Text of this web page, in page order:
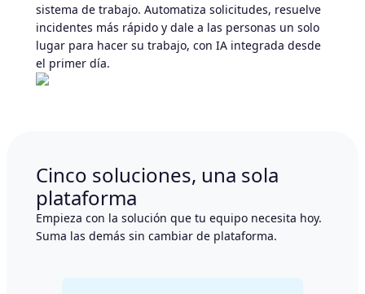
sistema de trabajo. Automatiza solicitudes, resuelve
incidentes más rápido y dale a las personas un solo
lugar para hacer su trabajo, con IA integrada desde
el primer día.
Cinco soluciones, una sola
plataforma
Empieza con la solución que tu equipo necesita hoy.
Suma las demás sin cambiar de plataforma.